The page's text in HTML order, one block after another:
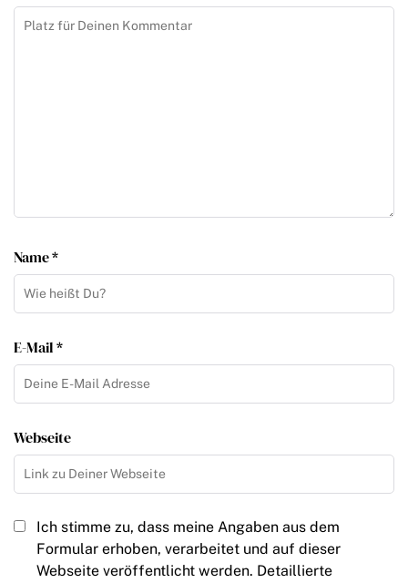
Name *
E-Mail *
Webseite
Ich stimme zu, dass meine Angaben aus dem
Formular erhoben, verarbeitet und auf dieser
Webseite veröffentlicht werden. Detaillierte